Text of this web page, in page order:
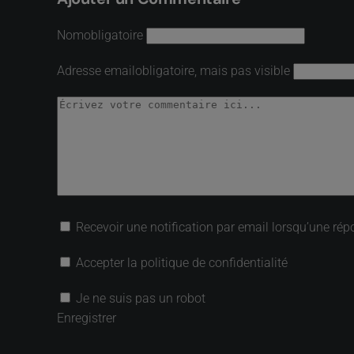
Nomobligatoire
Adresse emailobligatoire, mais pas visible
Recevoir une notification par email lorsqu’une
Accepter la politique de confidentialité
Je ne suis pas un robot
Enregistrer